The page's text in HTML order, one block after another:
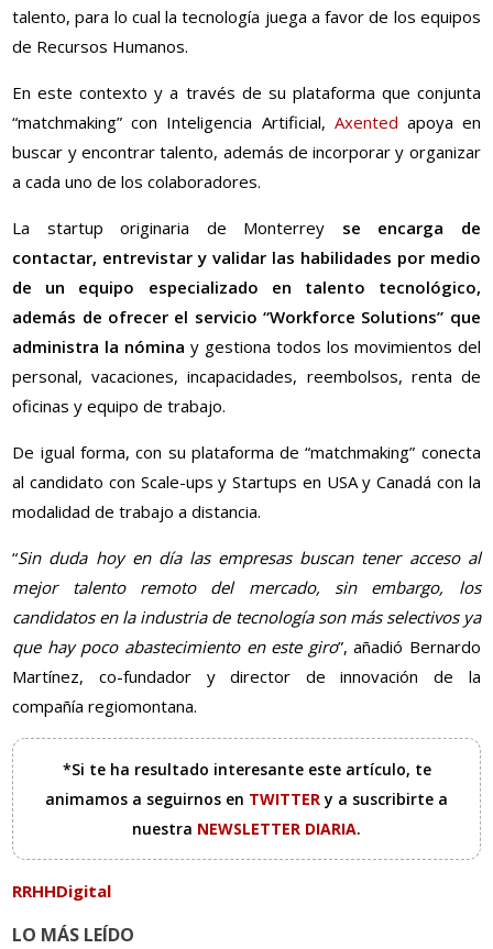
talento, para lo cual la tecnología juega a favor de los equipos
de Recursos Humanos.
En este contexto y a través de su plataforma que conjunta
“matchmaking” con Inteligencia Artificial, Axented apoya en
buscar y encontrar talento, además de incorporar y organizar
a cada uno de los colaboradores.
La startup originaria de Monterrey se encarga de
contactar, entrevistar y validar las habilidades por medio
de un equipo especializado en talento tecnológico,
además de ofrecer el servicio “Workforce Solutions” que
administra la nómina y gestiona todos los movimientos del
personal, vacaciones, incapacidades, reembolsos, renta de
oficinas y equipo de trabajo.
De igual forma, con su plataforma de “matchmaking” conecta
al candidato con Scale-ups y Startups en USA y Canadá con la
modalidad de trabajo a distancia.
“Sin duda hoy en día las empresas buscan tener acceso al
mejor talento remoto del mercado, sin embargo, los
candidatos en la industria de tecnología son más selectivos ya
que hay poco abastecimiento en este giro”, añadió Bernardo
Martínez, co-fundador y director de innovación de la
compañía regiomontana.
*Si te ha resultado interesante este artículo, te
animamos a seguirnos en TWITTERy a suscribirte a
nuestra NEWSLETTER DIARIA.
RRHHDigital
LO MÁS LEÍDO